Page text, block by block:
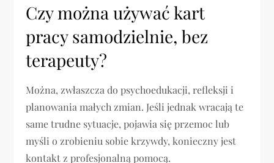
Czy można używać kart
pracy samodzielnie, bez
terapeuty?
Można, zwłaszcza do psychoedukacji, refleksji i
planowania małych zmian. Jeśli jednak wracają te
same trudne sytuacje, pojawia się przemoc lub
myśli o zrobieniu sobie krzywdy, konieczny jest
kontakt z profesjonalną pomocą.